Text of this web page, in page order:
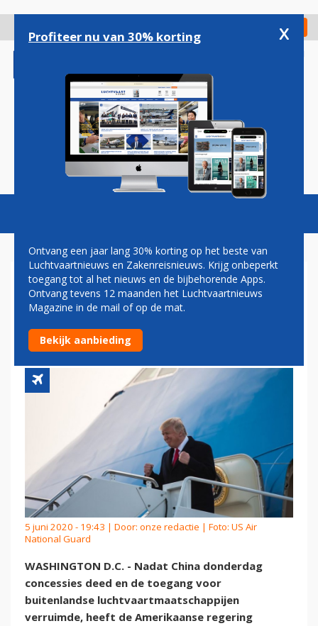
gaan
Check in
Magazine Podcasts Vacatures
VERENIGDE STATEN ZIEN AF
VAN VERBOD OP CHINESE
VLUCHTEN
5 juni 2020 - 19:43 | Door: onze redactie | Foto: US Air
National Guard
WASHINGTON D.C. - Nadat China donderdag
concessies deed en de toegang voor
buitenlandse luchtvaartmaatschappijen
verruimde, heeft de Amerikaanse regering
Profiteer nu van 30% korting x
Ontvang een jaar lang 30% korting op het beste van
Luchtvaartnieuws en Zakenreisnieuws. Krijg onbeperkt
toegang tot al het nieuws en de bijbehorende Apps.
Ontvang tevens 12 maanden het Luchtvaartnieuws
Magazine in de mail of op de mat.
Bekijk aanbieding